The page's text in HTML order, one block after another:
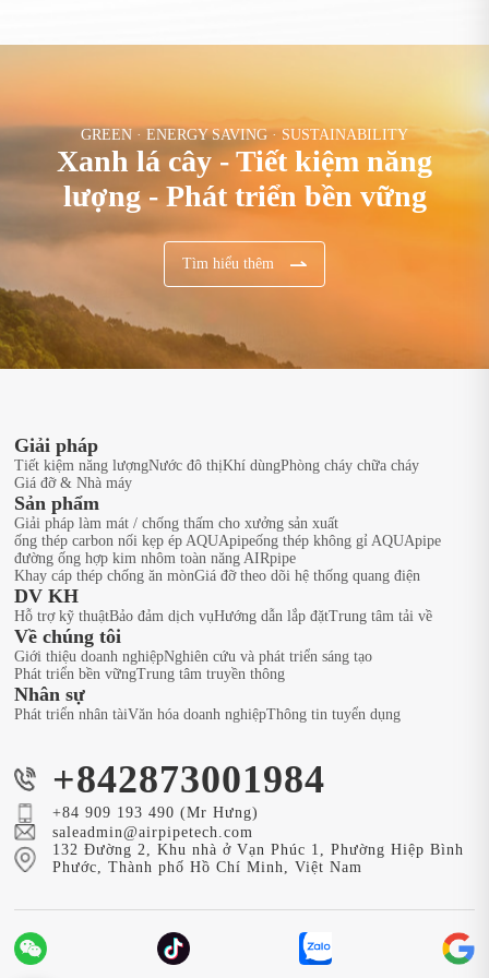
GREEN · ENERGY SAVING · SUSTAINABILITY
Xanh lá cây - Tiết kiệm năng
lượng - Phát triển bền vững
Tìm hiểu thêm
Giải pháp
Tiết kiệm năng lượngNước đô thịKhí dùngPhòng cháy chữa cháy
Giá đỡ & Nhà máy
Sản phẩm
Giải pháp làm mát / chống thấm cho xưởng sản xuất
ống thép carbon nối kẹp ép AQUApipeống thép không gỉ AQUApipe
đường ống hợp kim nhôm toàn năng AIRpipe
Khay cáp thép chống ăn mònGiá đỡ theo dõi hệ thống quang điện
DV KH
Hỗ trợ kỹ thuậtBảo đảm dịch vụHướng dẫn lắp đặtTrung tâm tải về
Về chúng tôi
Giới thiệu doanh nghiệpNghiên cứu và phát triển sáng tạo
Phát triển bền vữngTrung tâm truyền thông
Nhân sự
Phát triển nhân tàiVăn hóa doanh nghiệpThông tin tuyển dụng
+842873001984
+84 909 193 490 (Mr Hưng)
saleadmin@airpipetech.com
132 Đường 2, Khu nhà ở Vạn Phúc 1, Phường Hiệp Bình
Phước, Thành phố Hồ Chí Minh, Việt Nam